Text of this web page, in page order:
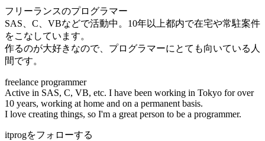
フリーランスのプログラマー
SAS、C、VBなどで活動中。10年以上都内で在宅や常駐案件
をこなしています。
作るのが大好きなので、プログラマーにとても向いている人
間です。
freelance programmer
Active in SAS, C, VB, etc. I have been working in Tokyo for over
10 years, working at home and on a permanent basis.
I love creating things, so I'm a great person to be a programmer.
itprogをフォローする